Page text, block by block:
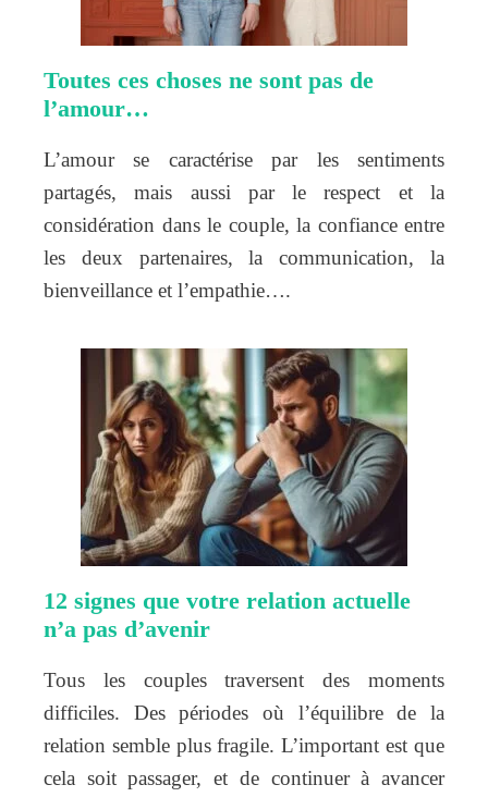
Toutes ces choses ne sont pas de
l’amour…
L’amour se caractérise par les sentiments
partagés, mais aussi par le respect et la
considération dans le couple, la confiance entre
les deux partenaires, la communication, la
bienveillance et l’empathie….
12 signes que votre relation actuelle
n’a pas d’avenir
Tous les couples traversent des moments
difficiles. Des périodes où l’équilibre de la
relation semble plus fragile. L’important est que
cela soit passager, et de continuer à avancer